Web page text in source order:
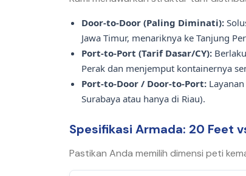
Door-to-Door (Paling Diminati):
Jawa Timur, menariknya ke Tanjung
Port-to-Port (Tarif Dasar/CY):
Perak dan menjemput kontainernya
Port-to-Door / Door-to-Port:
Surabaya atau hanya di Riau).
Spesifikasi Armada: 20 Feet
Pastikan Anda memilih dimensi peti